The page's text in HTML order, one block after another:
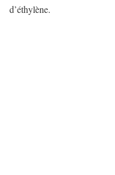
d’éthylène.